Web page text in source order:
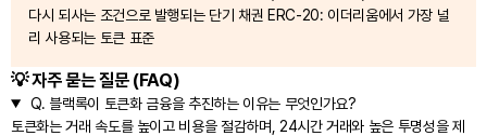
다시 되사는 조건으로 발행되는 단기 채권 ERC-20: 이더리움에서 가장 널
리 사용되는 토큰 표준
💡 자주 묻는 질문 (FAQ)
Q. 블랙록이 토큰화 금융을 추진하는 이유는 무엇인가요?
토큰화는 거래 속도를 높이고 비용을 절감하며, 24시간 거래와 높은 투명성을 제